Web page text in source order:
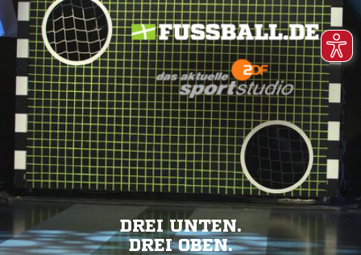
DREI UNTEN.
DREI OBEN.